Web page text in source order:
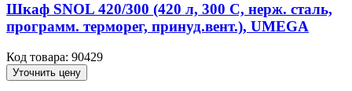
Шкаф SNOL 420/300 (420 л, 300 С, нерж. сталь,
программ. терморег, принуд.вент.), UMEGA
Код товара: 90429
Уточнить цену